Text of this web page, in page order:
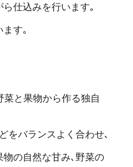
仕込みを行います｡
す｡
菜と果物から作る独自
をバランスよく合わせ､
物の自然な甘み､野菜の